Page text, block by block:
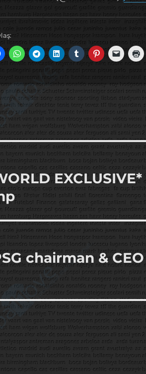
chairman &